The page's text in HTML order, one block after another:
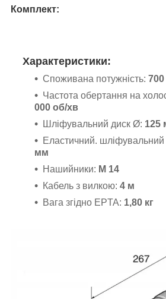
Характеристики:
Споживана потужність:
Частота обертання на
000 об/хв
Шліфувальний диск Ø: 125
Еластичний. шліфувальний
мм
Нашийники: М 14
Кабель з вилкою: 4 м
Вага згідно EPTA: 1,80 кг
Комплект: